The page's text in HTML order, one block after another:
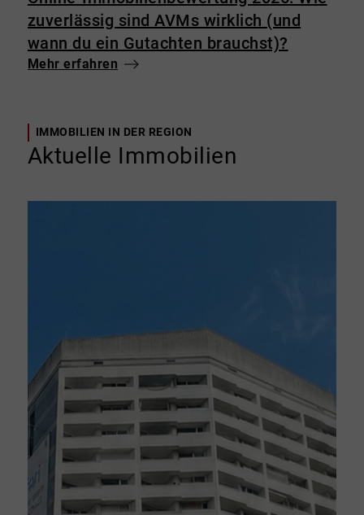
zuverlässig sind AVMs wirklich (und
wann du ein Gutachten brauchst)?
Mehr erfahren
IMMOBILIEN IN DER REGION
Aktuelle Immobilien